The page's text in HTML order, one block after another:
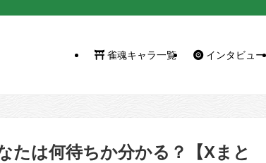
雀魂キャラ一覧 インタビュー
たは何待ちか分かる？【Xまと